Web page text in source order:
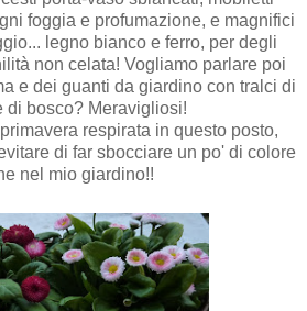
foggia e profumazione, e magnifici
legno bianco e ferro, per degli
non celata! Vogliamo parlare poi
e dei guanti da giardino con tralci di
di bosco? Meravigliosi!
respirata in questo posto,
di far sbocciare un po' di colore
nel mio giardino!!